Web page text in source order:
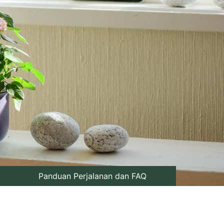
Panduan Perjalanan dan FAQ